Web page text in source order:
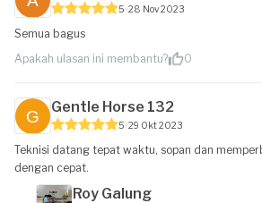
5 28 Nov 2023
Semua bagus
Apakah ulasan ini membantu?
0
Gentle Horse 132
5 29 Okt 2023
Teknisi datang tepat waktu, sopan dan
dengan cepat.
Roy Galung